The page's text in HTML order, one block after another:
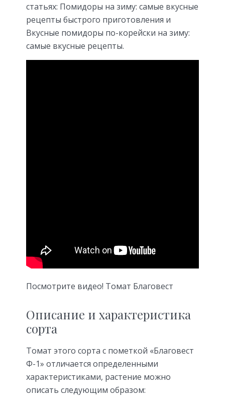
статьях: Помидоры на зиму: самые вкусные
рецепты быстрого приготовления и
Вкусные помидоры по-корейски на зиму:
самые вкусные рецепты.
Посмотрите видео! Томат Благовест
Описание и характеристика
сорта
Томат этого сорта с пометкой «Благовест
Ф-1» отличается определенными
характеристиками, растение можно
описать следующим образом: